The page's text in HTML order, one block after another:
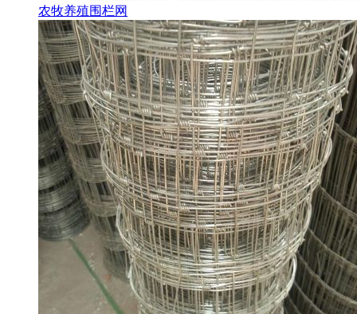
农牧养殖围栏网